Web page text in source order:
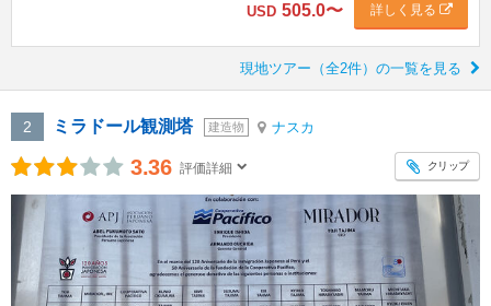
USD 505.0〜 詳しく見る
現地ツアー（全2件）の一覧を見る
2 ミラドール観測塔 建造物 ナスカ
3.36 評価詳細 クリップ